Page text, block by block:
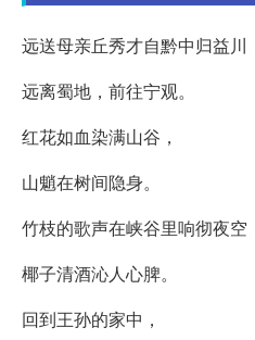
远送母亲丘秀才自黔中归益川
远离蜀地，前往宁观。
红花如血染满山谷，
山魈在树间隐身。
竹枝的歌声在峡谷里响彻夜空
椰子清酒沁人心脾。
回到王孙的家中，